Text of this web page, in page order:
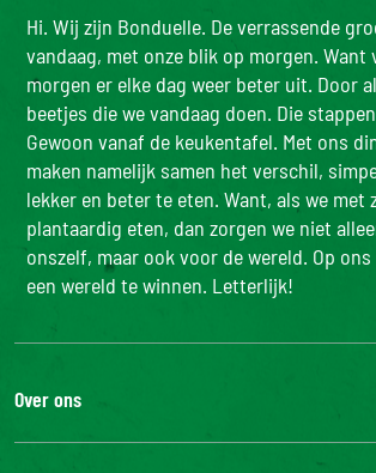
Hi. Wij zijn Bonduelle. De verrassende
vandaag, met onze blik op morgen. Want
morgen er elke dag weer beter uit. Door
beetjes die we vandaag doen. Die
Gewoon vanaf de keukentafel. Met ons
maken namelijk samen het verschil,
lekker en beter te eten. Want, als we met
plantaardig eten, dan zorgen we niet
onszelf, maar ook voor de wereld. Op
een wereld te winnen. Letterlijk!
Over ons
De Bonduelle groep